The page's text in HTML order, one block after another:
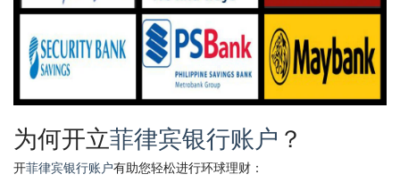
为何开立菲律宾银行账户 ？
开菲律宾银行账户有助您轻松进行环球理财：